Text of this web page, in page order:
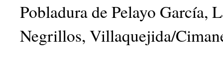
Pobladura de Pelayo García,
Negrillos, Villaquejida/